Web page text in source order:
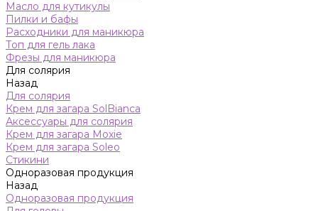
Масло для кутикулы
Пилки и бафы
Расходники для маникюра
Топ для гель лака
Фрезы для маникюра
Для солярия
Назад
Для солярия
Крем для загара SolBianca
Аксессуары для солярия
Крем для загара Moxie
Крем для загара Soleo
Стикини
Одноразовая продукция
Назад
Одноразовая продукция